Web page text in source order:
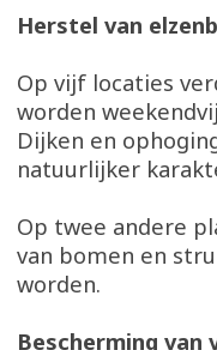
Herstel van
Op vijf locaties
worden
Dijken en
natuurlijker
Op twee andere
van bomen en
worden.
Bescherming van